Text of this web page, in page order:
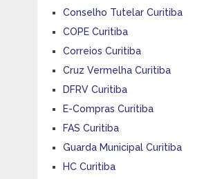
Conselho Tutelar Curitiba
COPE Curitiba
Correios Curitiba
Cruz Vermelha Curitiba
DFRV Curitiba
E-Compras Curitiba
FAS Curitiba
Guarda Municipal Curitiba
HC Curitiba